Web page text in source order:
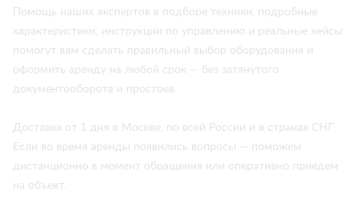
Помощь наших экспертов в подборе техники, подробные
характеристики, инструкции по управлению и реальные кейсы
помогут вам сделать правильный выбор оборудования и
оформить аренду на любой срок — без затянутого
документооборота и простоев.
Доставка от 1 дня в Москве, по всей России и в странах СНГ.
Если во время аренды появились вопросы — поможем
дистанционно в момент обращения или оперативно приедем
на объект.